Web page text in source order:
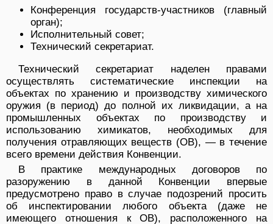
Конференция государств-участников (главный
орган);
Исполнительный совет;
Технический секретариат.
Технический секретариат наделен правами
осуществлять систематические инспекции на
объектах по хранению и производству химического
оружия (в период) до полной их ликвидации, а на
промышленных объектах по производству и
использованию химикатов, необходимых для
получения отравляющих веществ (ОВ), — в течение
всего времени действия Конвенции.
В практике международных договоров по
разоружению в данной Конвенции впервые
предусмотрено право в случае подозрений просить
об инспектировании любого объекта (даже не
имеющего отношения к ОВ), расположенного на